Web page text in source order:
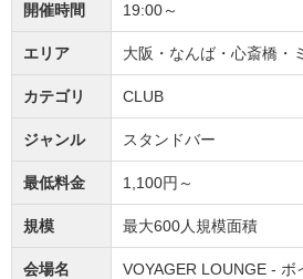
開催時間 19:00～
エリア 大阪・なんば・心斎橋・
カテゴリ CLUB
ジャンル スタンドバー
最低料金 1,100円～
規模 最大600人規模面積
会場名 VOYAGER LOUNGE - ボ